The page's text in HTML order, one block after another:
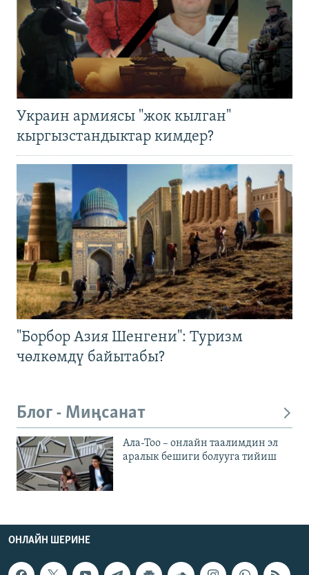
Украин армиясы "жок кылган"
кыргызстандыктар кимдер?
"Борбор Азия Шенгени": Туризм
чөлкөмдү байытабы?
Блог - Миңсанат
Ала-Тоо – онлайн таалимдин эл
аралык бешиги болууга тийиш
ОНЛАЙН ШЕРИНЕ